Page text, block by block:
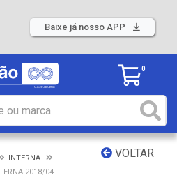
Baixe já nosso APP
0
VOLTAR
INTERNA
2018/04